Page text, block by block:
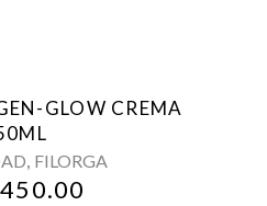
GLOW CREMA
, FILORGA